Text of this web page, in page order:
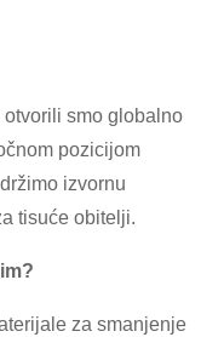
smo globalno
pozicijom
izvornu
tisuće obitelji.
za smanjenje